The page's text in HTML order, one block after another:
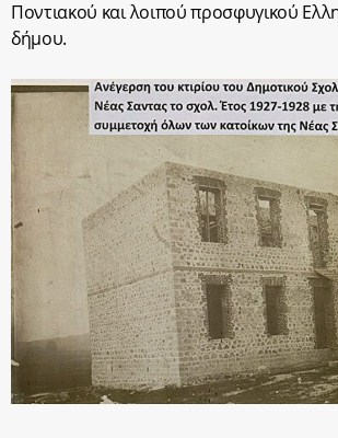
Ποντιακού και λοιπού προσφυγικού
δήμου.